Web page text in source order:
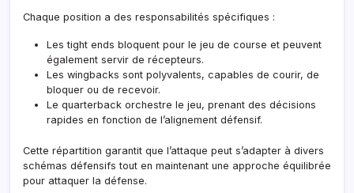
Chaque position a des responsabilités spécifiques :
Les tight ends bloquent pour le jeu de course et peuvent
également servir de récepteurs.
Les wingbacks sont polyvalents, capables de courir, de
bloquer ou de recevoir.
Le quarterback orchestre le jeu, prenant des décisions
rapides en fonction de l’alignement défensif.
Cette répartition garantit que l’attaque peut s’adapter à divers
schémas défensifs tout en maintenant une approche équilibrée
pour attaquer la défense.